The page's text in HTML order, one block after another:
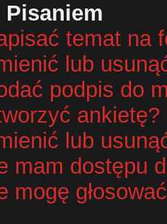
temat na
lub
podpis do
ankietę?
lub
mam dostępu
mogę